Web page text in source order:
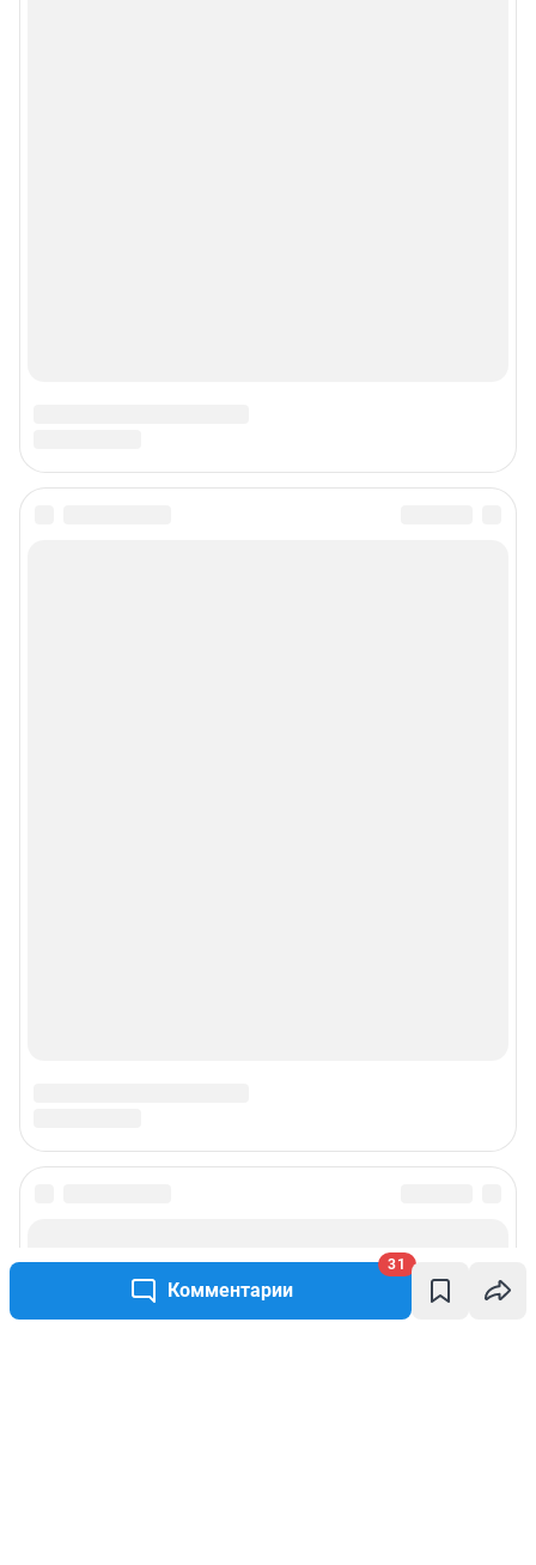
Комментарии
31